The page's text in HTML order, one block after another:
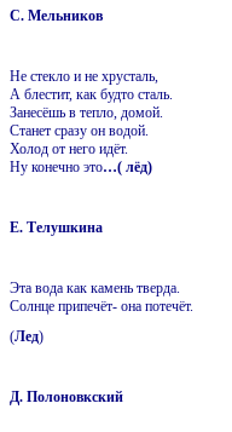
С. Мельников
Не стекло и не хрусталь,
А блестит, как будто сталь.
Занесёшь в тепло, домой.
Станет сразу он водой.
Холод от него идёт.
Ну конечно это…( лёд)
Е. Телушкина
Эта вода как камень тверда.
Солнце припечёт- она потечёт.
(Лед)
Д. Полоновкский